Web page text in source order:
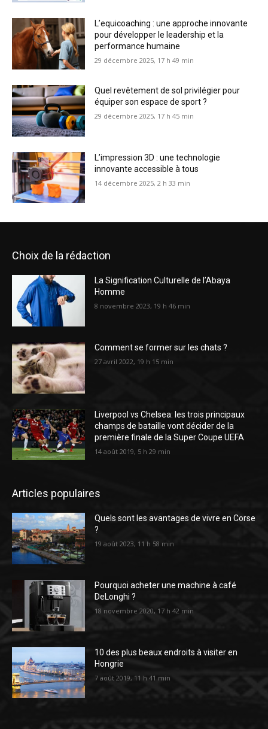
L’equicoaching : une approche innovante
pour développer le leadership et la
performance humaine
29 décembre 2025, 17 h 49 min
Quel revêtement de sol privilégier pour
équiper son espace de sport ?
29 décembre 2025, 17 h 45 min
L’impression 3D : une technologie
innovante accessible à tous
14 décembre 2025, 2 h 33 min
Choix de la rédaction
La Signification Culturelle de l’Abaya
Homme
8 novembre 2023, 19 h 46 min
Comment se former sur les chats ?
27 avril 2022, 19 h 15 min
Liverpool vs Chelsea: les trois principaux
champs de bataille vont décider de la
première finale de la Super Coupe UEFA
14 août 2019, 5 h 29 min
Articles populaires
Quels sont les avantages de vivre en Corse
?
19 août 2023, 11 h 58 min
Pourquoi acheter une machine à café
DeLonghi ?
18 novembre 2020, 17 h 42 min
10 des plus beaux endroits à visiter en
Hongrie
7 août 2019, 11 h 41 min